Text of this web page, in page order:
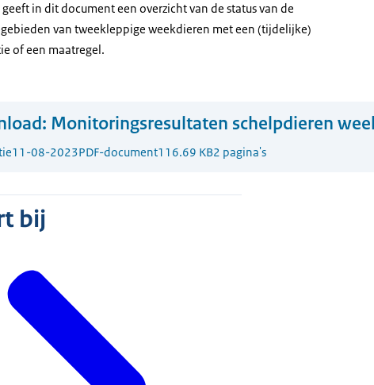
geeft in dit document een overzicht van de status van de
van tweekleppige weekdieren met een (tijdelijke)
of een maatregel.
Monitoringsresultaten schelpdieren
11-08-2023PDF-document116.69 KB2 pagina's
bij